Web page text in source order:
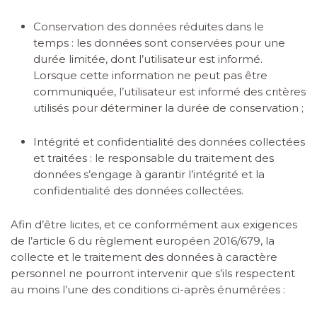
Conservation des données réduites dans le
temps : les données sont conservées pour une
durée limitée, dont l’utilisateur est informé.
Lorsque cette information ne peut pas être
communiquée, l’utilisateur est informé des critères
utilisés pour déterminer la durée de conservation ;
Intégrité et confidentialité des données collectées
et traitées : le responsable du traitement des
données s’engage à garantir l’intégrité et la
confidentialité des données collectées.
Afin d’être licites, et ce conformément aux exigences
de l’article 6 du règlement européen 2016/679, la
collecte et le traitement des données à caractère
personnel ne pourront intervenir que s’ils respectent
au moins l’une des conditions ci-après énumérées :